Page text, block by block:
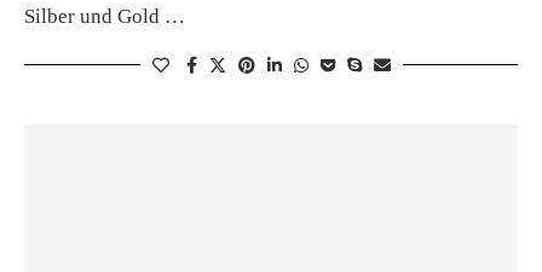
Silber und Gold …